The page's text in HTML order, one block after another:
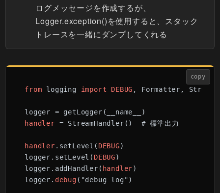
ログメッセージを作成するが、
Logger.exception()を使用すると、スタック
トレースを一緒にダンプしてくれる
copy
from logging import DEBUG , Formatter,
handler = StreamHandler()  # 標準出力
handler .setLevel( DEBUG)
logger.setLevel( DEBUG)
logger.addHandler( handler)
logger. debug ("debug log")